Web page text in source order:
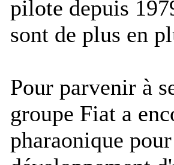
pilote depuis
sont de plus en
Pour parvenir à
groupe Fiat a
pharaonique